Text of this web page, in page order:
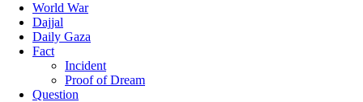
World War
Dajjal
Daily Gaza
Fact
Incident
Proof of Dream
Question